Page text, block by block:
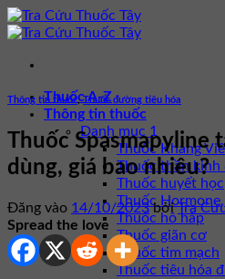
Bỏ
qua
dung
Thuốc A-Z
Thông tin thuốc
Danh mục 1
Thuốc Kháng
Thuốc thần kinh
Thuốc huyết học
Thuốc
Thuốc hô hấp
Thuốc giãn cơ
Thuốc tim mạch
Thuốc tiêu hóa
Thông tin thuốc,Thuốc đường tiêu hóa
Thuốc Spasmapyline
dùng, giá bao nhiêu?
Đăng vào 14/10/2023 bởiTra
Spread the love